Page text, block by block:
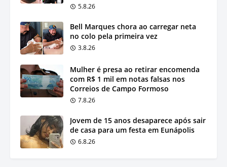
5.8.26
Bell Marques chora ao carregar neta
no colo pela primeira vez
3.8.26
Mulher é presa ao retirar encomenda
com R$ 1 mil em notas falsas nos
Correios de Campo Formoso
7.8.26
Jovem de 15 anos desaparece após sair
de casa para um festa em Eunápolis
6.8.26